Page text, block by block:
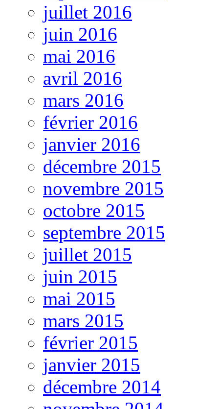
juillet 2016
juin 2016
mai 2016
avril 2016
mars 2016
février 2016
janvier 2016
décembre 2015
novembre 2015
octobre 2015
septembre 2015
juillet 2015
juin 2015
mai 2015
mars 2015
février 2015
janvier 2015
décembre 2014